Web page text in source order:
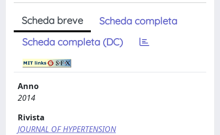
Scheda breve
Scheda completa
Scheda completa (DC)
Anno
2014
Rivista
JOURNAL OF HYPERTENSION